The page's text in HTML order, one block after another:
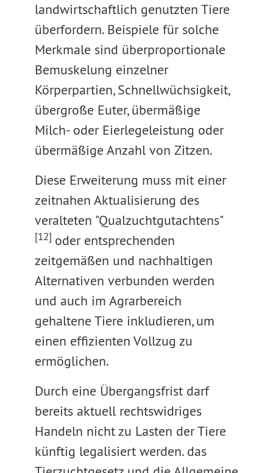
landwirtschaftlich genutzten Tiere
überfordern. Beispiele für solche
Merkmale sind überproportionale
Bemuskelung einzelner
Körperpartien, Schnellwüchsigkeit,
übergroße Euter, übermäßige
Milch- oder Eierlegeleistung oder
übermäßige Anzahl von Zitzen.
Diese Erweiterung muss mit einer
zeitnahen Aktualisierung des
veralteten "Qualzuchtgutachtens"
[12] oder entsprechenden
zeitgemäßen und nachhaltigen
Alternativen verbunden werden
und auch im Agrarbereich
gehaltene Tiere inkludieren, um
einen effizienten Vollzug zu
ermöglichen.
Durch eine Übergangsfrist darf
bereits aktuell rechtswidriges
Handeln nicht zu Lasten der Tiere
künftig legalisiert werden. das